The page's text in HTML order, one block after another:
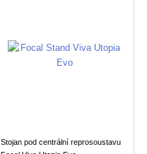
Stojan pod centrální reprosoustavu